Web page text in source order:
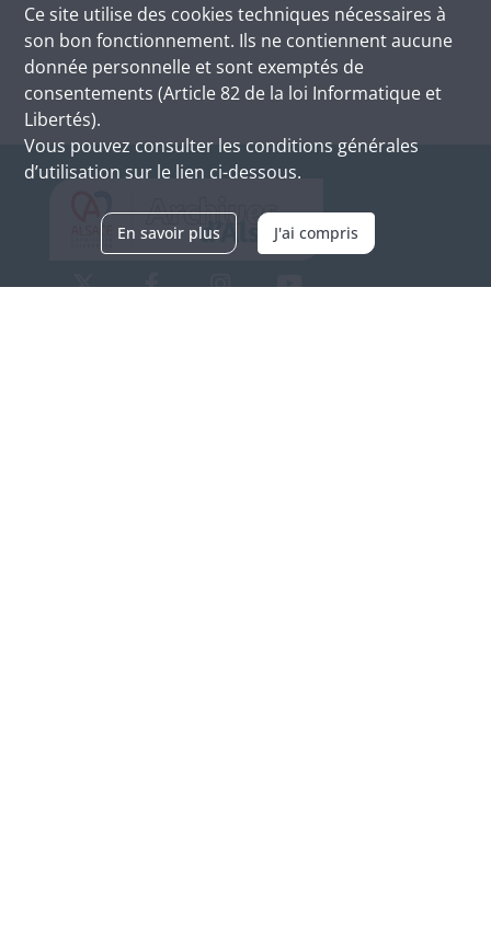
Ce site utilise des cookies techniques nécessaires à
son bon fonctionnement. Ils ne contiennent aucune
donnée personnelle et sont exemptés de
consentements (Article 82 de la loi Informatique et
Libertés).
Vous pouvez consulter les conditions générales
d’utilisation sur le lien ci-dessous.
En savoir plus J'ai compris